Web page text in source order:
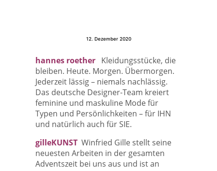
12. Dezember 2020
hannes roether Kleidungsstücke, die
bleiben. Heute. Morgen. Übermorgen.
Jederzeit lässig – niemals nachlässig.
Das deutsche Designer-Team kreiert
feminine und maskuline Mode für
Typen und Persönlichkeiten – für IHN
und natürlich auch für SIE.
gilleKUNST Winfried Gille stellt seine
neuesten Arbeiten in der gesamten
Adventszeit bei uns aus und ist an